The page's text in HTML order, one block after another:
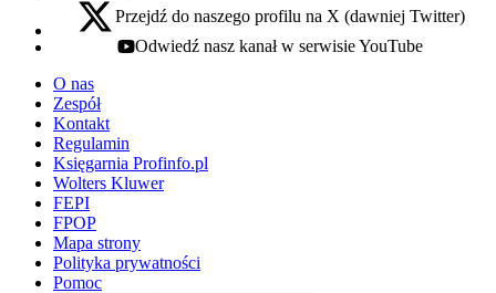
x - otwiera się w nowej karcie
Przejdź do naszego profilu na X (dawniej Twitter)
youtube - otwiera się w nowej karcie
Odwiedź nasz kanał w serwisie YouTube
O nas
Zespół
Kontakt
Regulamin
Księgarnia Profinfo.pl
Wolters Kluwer
FEPI
FPOP
Mapa strony
Polityka prywatności
Pomoc